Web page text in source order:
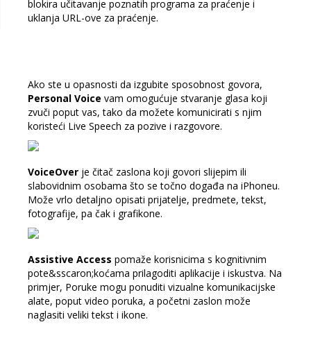
blokira učitavanje poznatih programa za praćenje i
uklanja URL-ove za praćenje.
Ako ste u opasnosti da izgubite sposobnost govora,
Personal Voice vam omogućuje stvaranje glasa koji
zvuči poput vas, tako da možete komunicirati s njim
koristeći Live Speech za pozive i razgovore.
VoiceOver je čitač zaslona koji govori slijepim ili
slabovidnim osobama što se točno događa na iPhoneu.
Može vrlo detaljno opisati prijatelje, predmete, tekst,
fotografije, pa čak i grafikone.
Assistive Access pomaže korisnicima s kognitivnim
pote&sscaron;koćama prilagoditi aplikacije i iskustva. Na
primjer, Poruke mogu ponuditi vizualne komunikacijske
alate, poput video poruka, a početni zaslon može
naglasiti veliki tekst i ikone.